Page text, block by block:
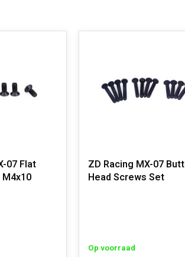
07 Flat
ZD Racing MX-07
Head Screws Set
Op voorraad